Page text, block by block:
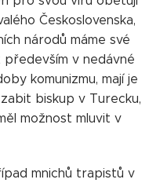
Československa,
národů máme své
především v nedávné
komunizmu, mají je
biskup v Turecku,
možnost mluvit v
mnichů trapistů v